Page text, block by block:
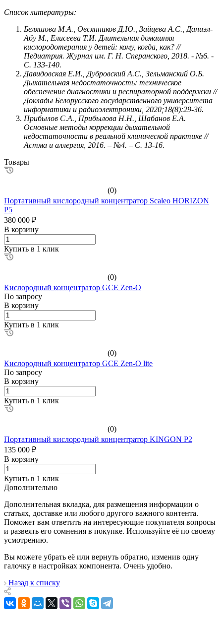
Список литературы:
Беляшова М.А., Овсянников Д.Ю., Зайцева А.С., Даниэл-
Абу М., Елисеева Т.И. Длительная домашняя
кислородотерапия у детей: кому, когда, как? //
Педиатрия. Журнал им. Г. Н. Сперанского, 2018. - №6. -
С. 133-140.
Давидовская Е.И., Дубровский А.С., Зельманский О.Б.
Дыхательная недостаточность: техническое
обеспечение диагностики и респираторной поддержки //
Доклады Белорусского государственного университета
информатики и радиоэлектроники, 2020;18(8):29-36.
Прибылов С.А., Прибылова Н.Н., Шабанов Е.А.
Основные методы коррекции дыхательной
недостаточности в реальной клинической практике //
Астма и аллергия, 2016. – №4. – С. 13-16.
Товары
(0)
Портативный кислородный концентратор Scaleo HORIZON
P5
380 000 ₽
В корзину
Купить в 1 клик
(0)
Кислородный концентратор GCE Zen-O
По запросу
В корзину
Купить в 1 клик
(0)
Кислородный концентратор GCE Zen-O lite
По запросу
В корзину
Купить в 1 клик
(0)
Портативный кислородный концентратор KINGON P2
135 000 ₽
В корзину
Купить в 1 клик
Дополнительно
Дополнительная вкладка, для размещения информации о
статьях, доставке или любого другого важного контента.
Поможет вам ответить на интересующие покупателя вопросы
и развеять его сомнения в покупке. Используйте её по своему
усмотрению.
Вы можете убрать её или вернуть обратно, изменив одну
галочку в настройках компонента. Очень удобно.
Назад к списку